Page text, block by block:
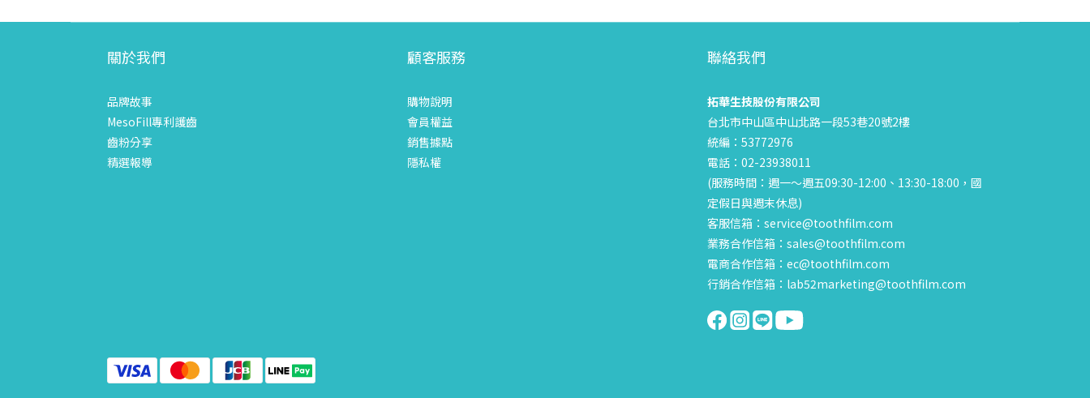
關於我們
品牌故事
MesoFill專利護齒
齒粉分享
精選報導
顧客服務
購物說明
會員權益
銷售據點
隱私權
聯絡我們
拓華生技股份有限公司
台北市中山區中山北路一段53巷20號2樓
統編：53772976
電話：02-23938011
(服務時間：週一～週五09:30-12:00、13:30-18:00，國
定假日與週末休息)
客服信箱：service@toothfilm.com
業務合作信箱：sales@toothfilm.com
電商合作信箱：ec@toothfilm.com
行銷合作信箱：lab52marketing@toothfilm.com